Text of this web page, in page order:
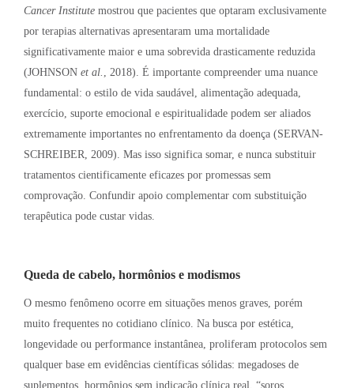
Cancer Institute mostrou que pacientes que optaram exclusivamente
por terapias alternativas apresentaram uma mortalidade
significativamente maior e uma sobrevida drasticamente reduzida
(JOHNSON et al. , 2018). É importante compreender uma nuance
fundamental: o estilo de vida saudável, alimentação adequada,
exercício, suporte emocional e espiritualidade podem ser aliados
extremamente importantes no enfrentamento da doença (SERVAN-
SCHREIBER, 2009). Mas isso significa somar, e nunca substituir
tratamentos cientificamente eficazes por promessas sem
comprovação. Confundir apoio complementar com substituição
terapêutica pode custar vidas.
Queda de cabelo, hormônios e modismos
O mesmo fenômeno ocorre em situações menos graves, porém
muito frequentes no cotidiano clínico. Na busca por estética,
longevidade ou performance instantânea, proliferam protocolos sem
qualquer base em evidências científicas sólidas: megadoses de
suplementos, hormônios sem indicação clínica real, “soros